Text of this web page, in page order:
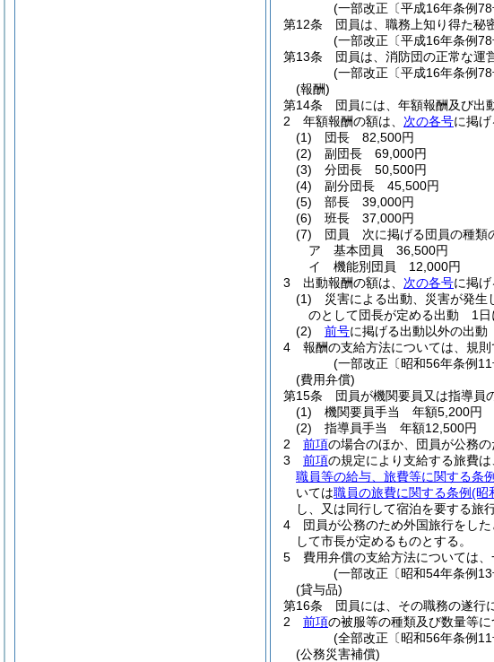
(一部改正〔平成16年条例
第12条
団員は、職務上知り得た秘
(一部改正〔平成16年条例
第13条
団員は、消防団の正常な運
(一部改正〔平成16年条例
(報酬)
第14条
団員には、年額報酬及び出
2
年額報酬の額は、 次の各号に掲げ
(1)
団長 82,500円
(2)
副団長 69,000円
(3)
分団長 50,500円
(4)
副分団長 45,500円
(5)
部長 39,000円
(6)
班長 37,000円
(7)
団員 次に掲げる団員の種類
ア
基本団員 36,500円
イ
機能別団員 12,000円
3
出動報酬の額は、 次の各号に掲げ
(1)
災害による出動、災害が発
のとして団長が定める出動 1日
(2)
前号に掲げる出動以外の出
4
報酬の支給方法については、規則
(一部改正〔昭和56年条例
(費用弁償)
第15条
団員が機関要員又は指導員
(1)
機関要員手当 年額5,200円
(2)
指導員手当 年額12,500円
2
前項の場合のほか、団員が公務
3
前項の規定により支給する旅費
職員等の給与、旅費等に関する条例
いては職員の旅費に関する条例(昭
し、又は同行して宿泊を要する旅
4
団員が公務のため外国旅行をし
して市長が定めるものとする。
5
費用弁償の支給方法については
(一部改正〔昭和54年条例
(貸与品)
第16条
団員には、その職務の遂行
2
前項の被服等の種類及び数量等に
(全部改正〔昭和56年条例
(公務災害補償)